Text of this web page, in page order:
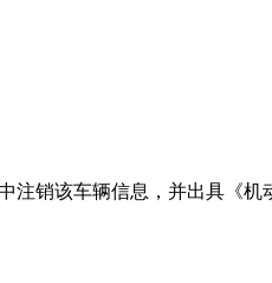
销该车辆信息，并出具《机